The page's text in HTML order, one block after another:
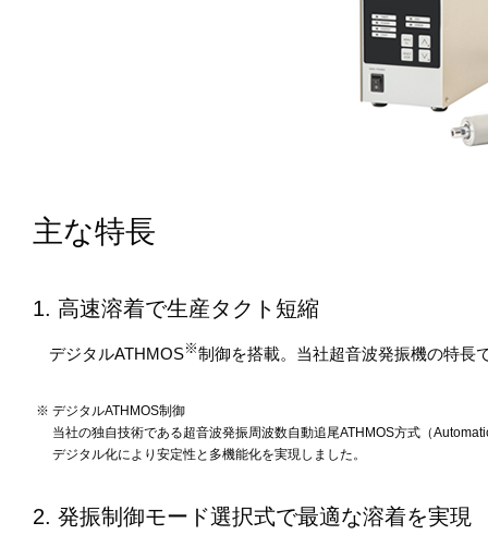
主な特長
1. 高速溶着で生産タクト短縮
デジタルATHMOS※制御を搭載。当社超音波発振機の特長
デジタルATHMOS制御
当社の独自技術である超音波発振周波数自動追尾ATHMOS方式（
デジタル化により安定性と多機能化を実現しました。
2. 発振制御モード選択式で最適な溶着を実現